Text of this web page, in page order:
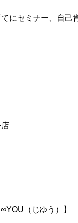
にセミナー、自己
店
（じゆう）】